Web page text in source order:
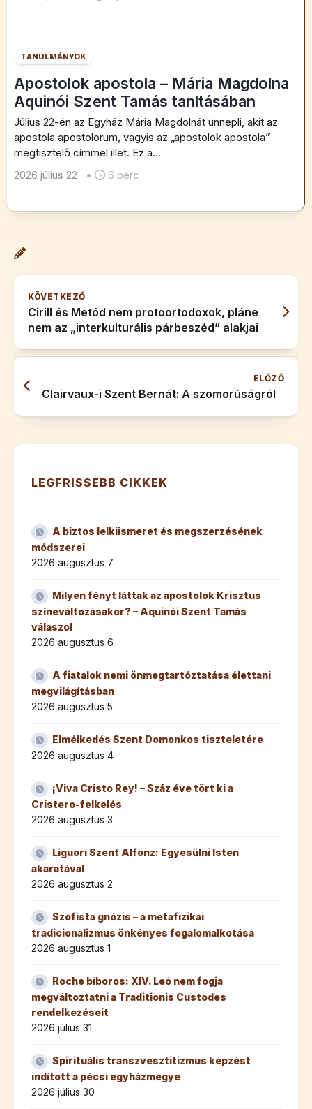
TANULMÁNYOK
Apostolok apostola – Mária Magdolna
Aquinói Szent Tamás tanításában
Július 22-én az Egyház Mária Magdolnát ünnepli, akit az
apostola apostolorum, vagyis az „apostolok apostola”
megtisztelő címmel illet. Ez a...
2026 július 22
• 6 perc
KÖVETKEZŐ
Cirill és Metód nem protoortodoxok, pláne
nem az „interkulturális párbeszéd” alakjai
ELŐZŐ
Clairvaux-i Szent Bernát: A szomorúságról
LEGFRISSEBB CIKKEK
A biztos lelkiismeret és megszerzésének
módszerei
2026 augusztus 7
Milyen fényt láttak az apostolok Krisztus
színeváltozásakor? – Aquinói Szent Tamás
válaszol
2026 augusztus 6
A fiatalok nemi önmegtartóztatása élettani
megvilágításban
2026 augusztus 5
Elmélkedés Szent Domonkos tiszteletére
2026 augusztus 4
¡Viva Cristo Rey! – Száz éve tört ki a
Cristero-felkelés
2026 augusztus 3
Liguori Szent Alfonz: Egyesülni Isten
akaratával
2026 augusztus 2
Szofista gnózis – a metafizikai
tradicionalizmus önkényes fogalomalkotása
2026 augusztus 1
Roche bíboros: XIV. Leó nem fogja
megváltoztatni a Traditionis Custodes
rendelkezéseit
2026 július 31
Spirituális transzvesztitizmus képzést
indított a pécsi egyházmegye
2026 július 30